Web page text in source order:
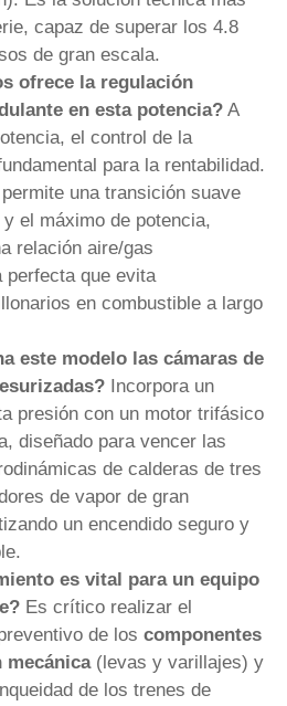
capaz de superar los 4.8
de gran escala.
ofrece la regulación
en esta potencia? A
el control de la
para la rentabilidad.
permite una transición suave
el máximo de potencia,
relación aire/gas
perfecta que evita
en combustible a largo
este modelo las cámaras de
Incorpora un
presión con un motor trifásico
diseñado para vencer las
de calderas de tres
de vapor de gran
un encendido seguro y
es vital para un equipo
Es crítico realizar el
de los componentes
mecánica(levas y varillajes) y
de los trenes de